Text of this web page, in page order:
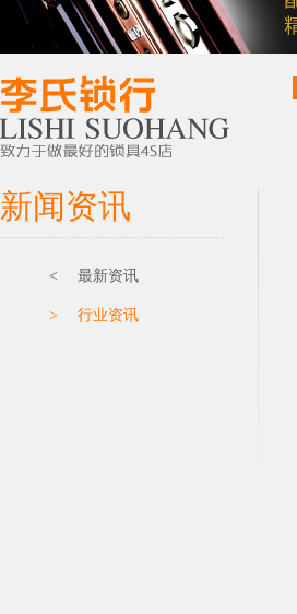
新闻资讯
< 最新资讯
> 行业资讯